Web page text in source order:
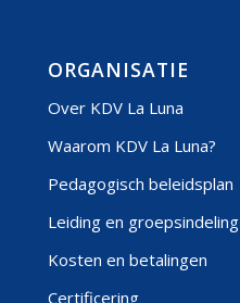
ORGANISATIE
Over KDV La Luna
Waarom KDV La Luna?
Pedagogisch beleidsplan
Leiding en groepsindeling
Kosten en betalingen
Certificering